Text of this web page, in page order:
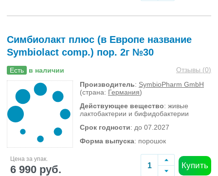
Симбиолакт плюс (в Европе название
Symbiolact comp.) пор. 2г №30
Есть в наличии Отзывы (0)
Производитель: SymbioPharm GmbH
(страна: Германия)
Действующее вещество: живые
лактобактерии и бифидобактерии
Срок годности: до 07.2027
Форма выпуска: порошок
Цена за упак.
6 990 руб. Купить